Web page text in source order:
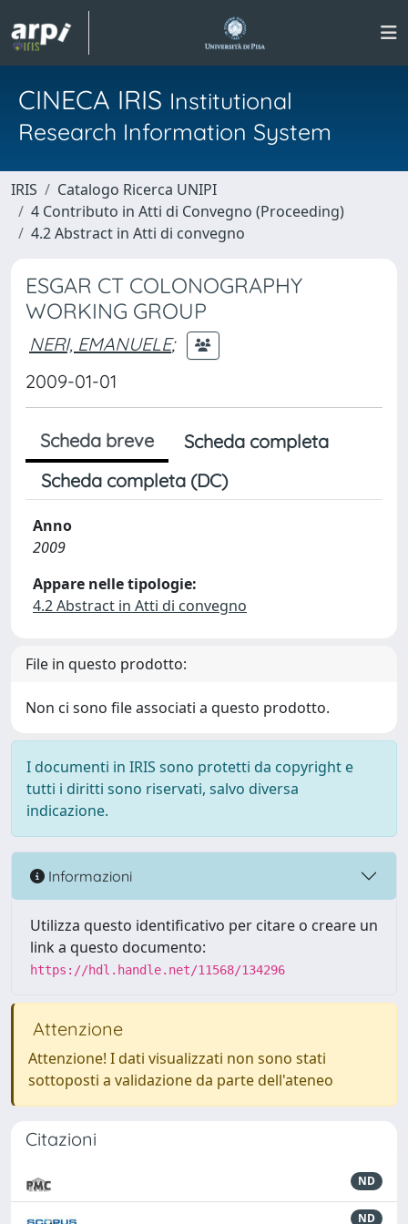
CINECA IRIS Institutional
Research Information System
IRIS
Catalogo Ricerca UNIPI
4 Contributo in Atti di Convegno (Proceeding)
4.2 Abstract in Atti di convegno
ESGAR CT COLONOGRAPHY
WORKING GROUP
NERI, EMANUELE;
2009-01-01
Scheda breve
Scheda completa
Scheda completa (DC)
Anno
2009
Appare nelle tipologie:
4.2 Abstract in Atti di convegno
File in questo prodotto:
Non ci sono file associati a questo prodotto.
I documenti in IRIS sono protetti da copyright e
tutti i diritti sono riservati, salvo diversa
indicazione.
Informazioni
Utilizza questo identificativo per citare o creare un
link a questo documento:
https://hdl.handle.net/11568/134296
Attenzione
Attenzione! I dati visualizzati non sono stati
sottoposti a validazione da parte dell'ateneo
Citazioni
ND
ND